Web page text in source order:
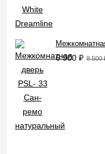
6 900 ₽ 8 500